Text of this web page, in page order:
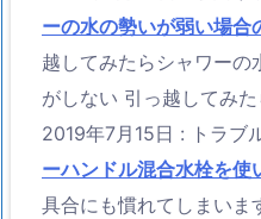
ーの水の勢いが弱い場合
越してみたらシャワーの
がしない 引っ越してみ
2019年7月15日 : トラブ
ーハンドル混合水栓を使
具合にも慣れてしまいま